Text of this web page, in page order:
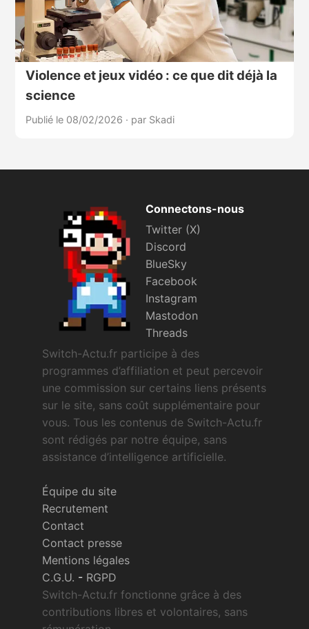
Violence et jeux vidéo : ce que dit déjà la
science
Publié le 08/02/2026 · par Skadi
Connectons-nous
Twitter (X)
Discord
BlueSky
Facebook
Instagram
Mastodon
Threads
Switch-Actu.fr participe à des
programmes d’affiliation et peut percevoir
une commission sur certains liens présents
sur le site, sans coût supplémentaire pour
vous. Tous les contenus de Switch-Actu.fr
sont rédigés par notre équipe, sans
assistance d’intelligence artificielle.
Équipe du site
Recrutement
Contact
Contact presse
Mentions légales
C.G.U. - RGPD
Switch-Actu.fr fonctionne grâce à des
contributions libres et volontaires, sans